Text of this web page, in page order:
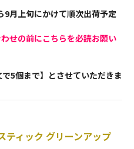
月上旬にかけて順次出荷予定
せの前にこちらを必読お願い
5個まで】とさせていただきま
ィック グリーンアップ